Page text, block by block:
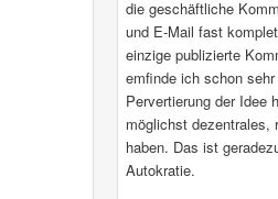
die geschäftliche
und E-Mail fast
einzige publizierte
emfinde ich schon
Pervertierung der Idee
möglichst dezentrales,
haben. Das ist
Autokratie.